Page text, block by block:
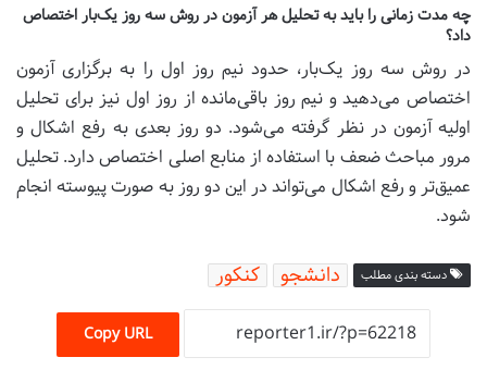
چه مدت زمانی را باید به تحلیل هر آزمون در روش سه روز یک‌بار اختصاص
داد؟
در روش سه روز یک‌بار، حدود نیم روز اول را به برگزاری آزمون
اختصاص می‌دهید و نیم روز باقی‌مانده از روز اول نیز برای تحلیل
اولیه آزمون در نظر گرفته می‌شود. دو روز بعدی به رفع اشکال و
مرور مباحث ضعف با استفاده از منابع اصلی اختصاص دارد. تحلیل
عمیق‌تر و رفع اشکال می‌تواند در این دو روز به صورت پیوسته انجام
شود.
دسته بندی مطلب دانشجو کنکور
Copy URL